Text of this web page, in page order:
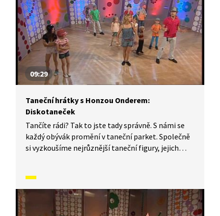
09:29
Taneční hrátky s Honzou Onderem:
Diskotaneček
Tančíte rádi? Tak to jste tady správně. S námi se
každý obývák promění v taneční parket. Společně
si vyzkoušíme nejrůznější taneční figury, jejich
vás inspirovali a udělali z vás krále či královnu
každého tanečního parketu. Dneska si ukážeme,
jak to vypadá, když se tančí diskotaneček.